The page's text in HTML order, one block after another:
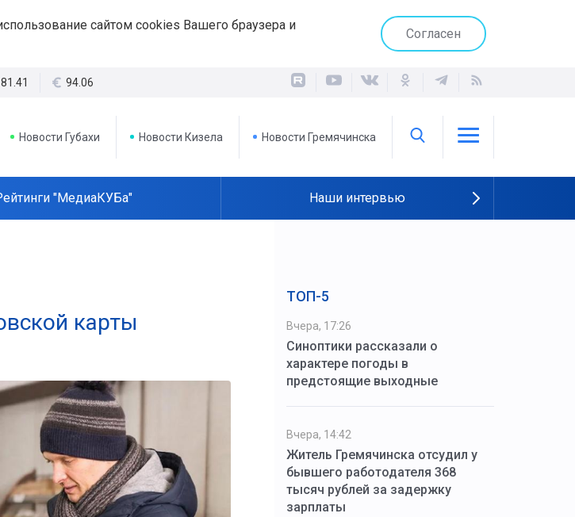
сайтом cookies Вашего браузера и
Согласен
81.41 94.06
Новости Губахи Новости Кизела Новости Гремячинска
"МедиаКУБа" Наши интервью
карты
ТОП-5
Вчера, 17:26
Синоптики рассказали о
характере погоды в
предстоящие выходные
Вчера, 14:42
Житель Гремячинска отсудил у
бывшего работодателя 368
тысяч рублей за задержку
зарплаты